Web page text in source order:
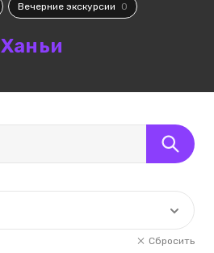
Вечерние экскурсии 0
Ханьи
Сбросить